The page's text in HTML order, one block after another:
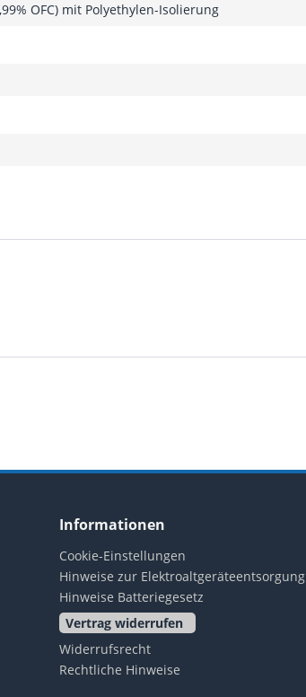
OFC) mit Polyethylen-Isolierung
Informationen
Cookie-Einstellungen
Hinweise zur Elektroaltgeräteentsorgung
Hinweise Batteriegesetz
Vertrag widerrufen
Widerrufsrecht
Rechtliche Hinweise